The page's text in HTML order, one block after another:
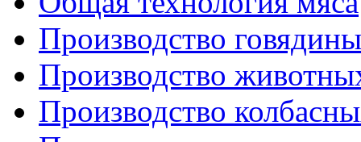
Производство говядины
Производство
Производство